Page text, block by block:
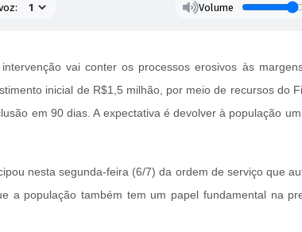
Volume
vai conter os processos erosivos às
inicial de R$1,5 milhão, por meio de recursos do
em 90 dias. A expectativa é devolver à população
nesta segunda-feira (6/7) da ordem de serviço que
a população também tem um papel fundamental na